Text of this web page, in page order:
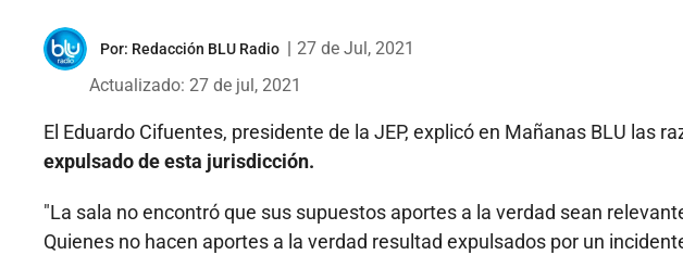
Por: Redacción BLU Radio
27 de Jul, 2021
Actualizado: 27 de jul, 2021
El Eduardo Cifuentes, presidente de la JEP, explicó en Mañanas BLU las
expulsado de esta jurisdicción.
"La sala no encontró que sus supuestos aportes a la verdad sean
Quienes no hacen aportes a la verdad resultad expulsados por un